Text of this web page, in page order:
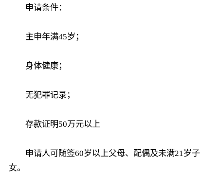
申请条件：
主申年满45岁；
身体健康；
无犯罪记录；
存款证明50万元以上
申请人可随签60岁以上父母、配偶及未满21岁子
女。